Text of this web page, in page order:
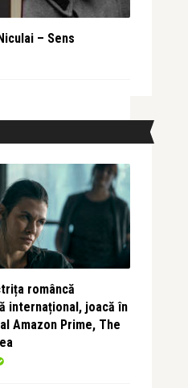
– Sens
româncă
internațional, joacă în
Amazon Prime, The